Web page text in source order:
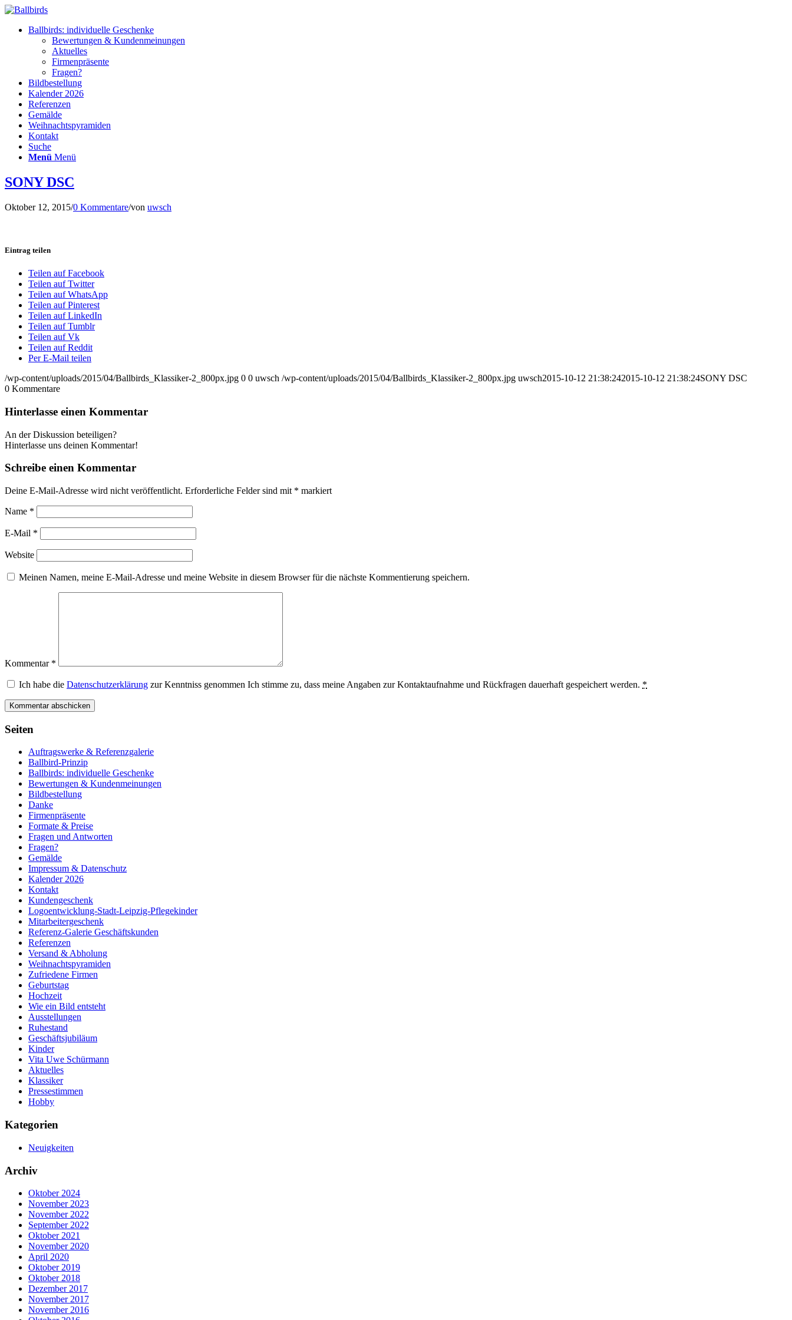
Ballbirds: individuelle Geschenke
Bewertungen & Kundenmeinungen
Aktuelles
Firmenpräsente
Fragen?
Bildbestellung
Kalender 2026
Referenzen
Gemälde
Weihnachtspyramiden
Kontakt
Suche
Menü Menü
SONY DSC
Oktober 12, 2015/0 Kommentare/von uwsch
Eintrag teilen
Teilen auf Facebook
Teilen auf Twitter
Teilen auf WhatsApp
Teilen auf Pinterest
Teilen auf LinkedIn
Teilen auf Tumblr
Teilen auf Vk
Teilen auf Reddit
Per E-Mail teilen
/wp-content/uploads/2015/04/Ballbirds_Klassiker-2_800px.jpg 0 0 uwsch /wp-content/uploads/2015/04/Ballbirds_Klassiker-2_800px.jpg uwsch2015-10-12 21:38:242015-10-12 21:38:24SONY DSC
0 Kommentare
Hinterlasse einen Kommentar
An der Diskussion beteiligen?
Hinterlasse uns deinen Kommentar!
Schreibe einen Kommentar
Deine E-Mail-Adresse wird nicht veröffentlicht. Erforderliche Felder sind mit * markiert
Name *
E-Mail *
Website
Meinen Namen, meine E-Mail-Adresse und meine Website in diesem Browser für die nächste Kommentierung speichern.
Kommentar *
Ich habe die Datenschutzerklärung zur Kenntniss genommen Ich stimme zu, dass meine Angaben zur Kontaktaufnahme und Rückfragen dauerhaft gespeichert werden. *
Seiten
Auftragswerke & Referenzgalerie
Ballbird-Prinzip
Ballbirds: individuelle Geschenke
Bewertungen & Kundenmeinungen
Bildbestellung
Danke
Firmenpräsente
Formate & Preise
Fragen und Antworten
Fragen?
Gemälde
Impressum & Datenschutz
Kalender 2026
Kontakt
Kundengeschenk
Logoentwicklung-Stadt-Leipzig-Pflegekinder
Mitarbeitergeschenk
Referenz-Galerie Geschäftskunden
Referenzen
Versand & Abholung
Weihnachtspyramiden
Zufriedene Firmen
Geburtstag
Hochzeit
Wie ein Bild entsteht
Ausstellungen
Ruhestand
Geschäftsjubiläum
Kinder
Vita Uwe Schürmann
Aktuelles
Klassiker
Pressestimmen
Hobby
Kategorien
Neuigkeiten
Archiv
Oktober 2024
November 2023
November 2022
September 2022
Oktober 2021
November 2020
April 2020
Oktober 2019
Oktober 2018
Dezember 2017
November 2017
November 2016